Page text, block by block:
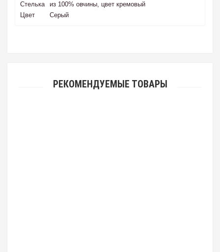
Стелька
из 100% овчины, цвет кремовый
Цвет
Серый
РЕКОМЕНДУЕМЫЕ ТОВАРЫ